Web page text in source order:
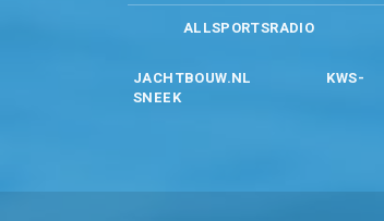
ALLSPORTSRADIO
JACHTBOUW.NL
KWS-
SNEEK